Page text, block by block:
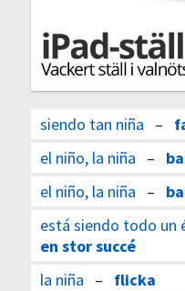
siendo tan niña –
el niño, la niña –
el niño, la niña –
está siendo todo un
en stor succé
la niña – flicka